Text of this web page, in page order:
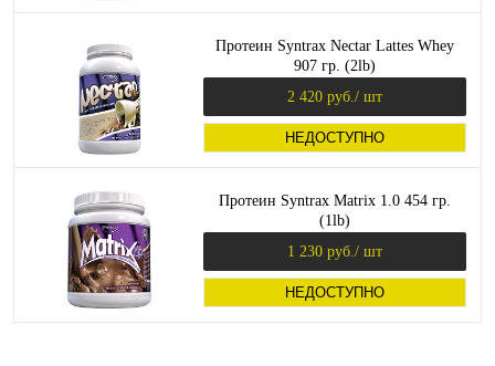
Протеин Syntrax Nectar Lattes Whey
907 гр. (2lb)
2 420 руб. / шт
НЕДОСТУПНО
Протеин Syntrax Matrix 1.0 454 гр.
(1lb)
1 230 руб. / шт
НЕДОСТУПНО